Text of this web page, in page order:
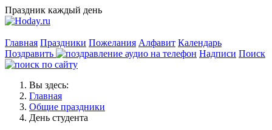
Праздник каждый день
Главная Праздники Пожелания Алфавит Календарь
Поздравить
Надписи Поиск
Вы здесь:
Главная
Общие праздники
День студента